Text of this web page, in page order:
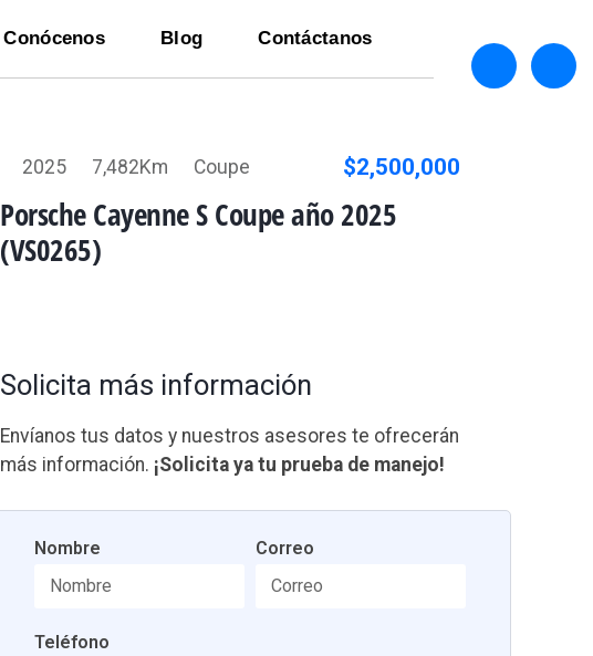
Conócenos Blog Contáctanos
2025 7,482Km Coupe $2,500,000
Porsche Cayenne S Coupe año 2025
(VS0265)
Solicita más información
Envíanos tus datos y nuestros asesores te ofrecerán
más información. ¡Solicita ya tu prueba de manejo!
Nombre Correo
Teléfono